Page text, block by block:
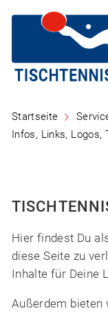
Startseite
Infos, Links,
Hier findest Du
diese Seite zu
Inhalte für Deine
Außerdem bieten